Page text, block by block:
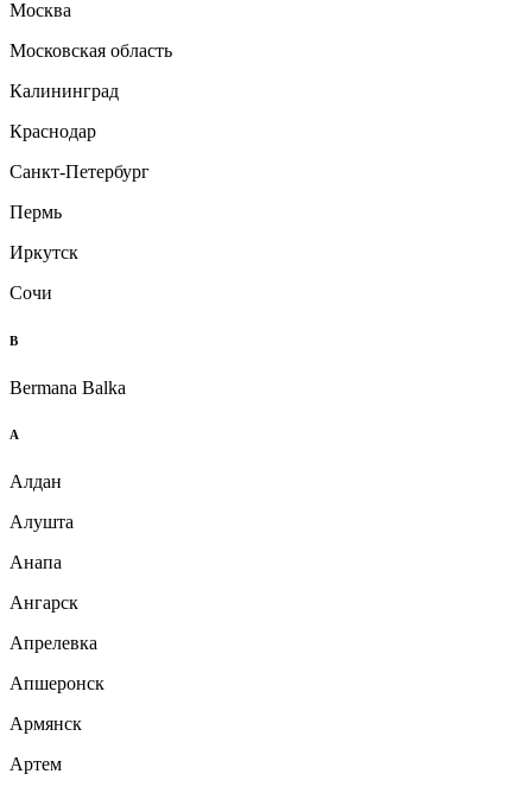
Москва
Московская область
Калининград
Краснодар
Санкт-Петербург
Пермь
Иркутск
Сочи
B
Bermana Balka
А
Алдан
Алушта
Анапа
Ангарск
Апрелевка
Апшеронск
Армянск
Артем